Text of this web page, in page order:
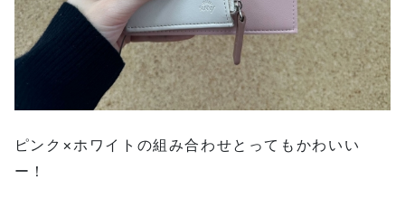
ピンク×ホワイトの組み合わせとってもかわいい
ー！